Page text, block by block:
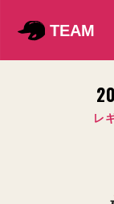
TEAM
レ